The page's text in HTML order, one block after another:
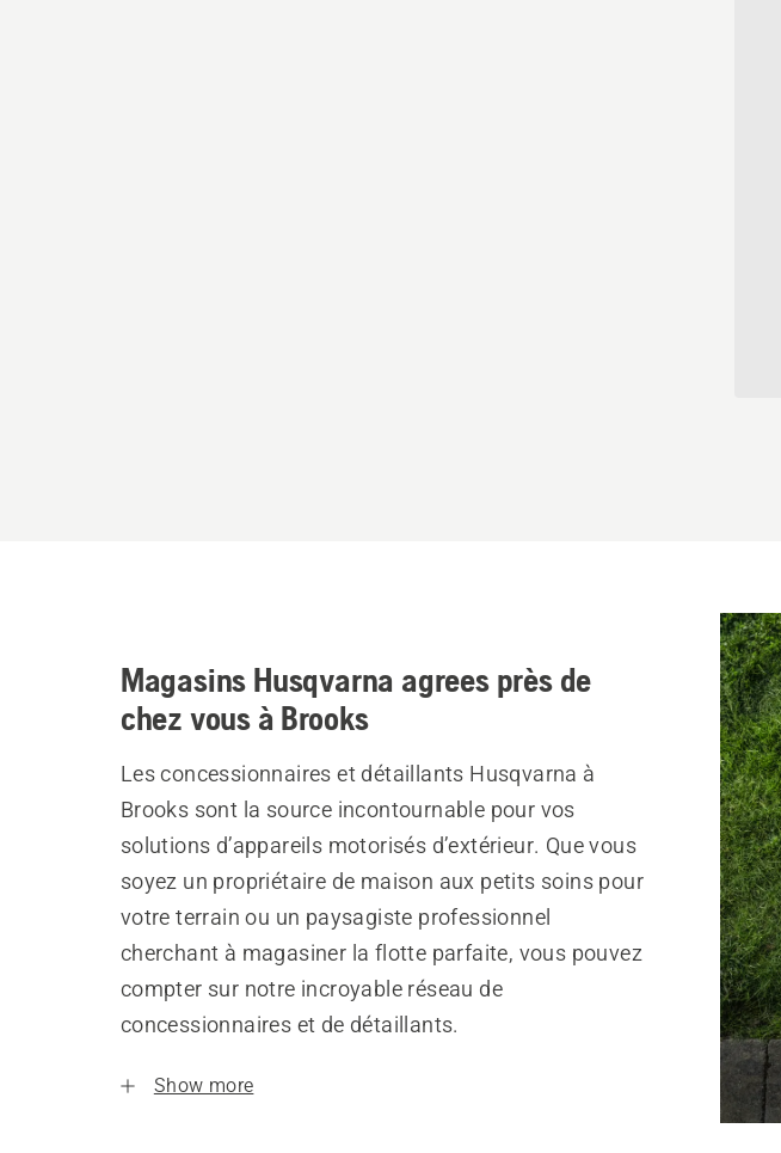
Magasins Husqvarna agrees près de
chez vous à Brooks
Les concessionnaires et détaillants Husqvarna à
Brooks sont la source incontournable pour vos
solutions d’appareils motorisés d’extérieur. Que vous
soyez un propriétaire de maison aux petits soins pour
votre terrain ou un paysagiste professionnel
cherchant à magasiner la flotte parfaite, vous pouvez
compter sur notre incroyable réseau de
concessionnaires et de détaillants.
Show more